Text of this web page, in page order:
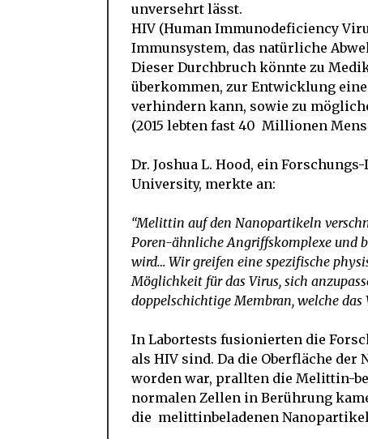
unversehrt lässt.
HIV (Human Immunodeficiency
Immunsystem, das natürliche
Dieser Durchbruch könnte zu
überkommen, zur Entwicklung
verhindern kann, sowie zu
(2015 lebten fast 40 Millionen
Dr. Joshua L. Hood, ein
University, merkte an:
“Melittin auf den Nanopartikeln
Poren-ähnliche Angriffskomplexe und
wird… Wir greifen eine spezifische
Möglichkeit für das Virus, sich
doppelschichtige Membran, welche das
In Labortests fusionierten die
als HIV sind. Da die Oberfläche
worden war, prallten die Melittin-
normalen Zellen in Berührung
die melittinbeladenen